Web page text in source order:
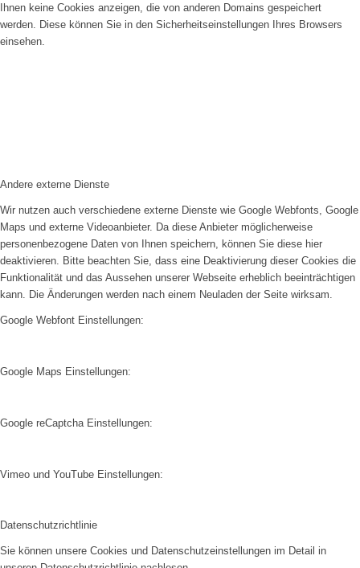
Ihnen keine Cookies anzeigen, die von anderen Domains gespeichert
werden. Diese können Sie in den Sicherheitseinstellungen Ihres Browsers
einsehen.
Andere externe Dienste
Wir nutzen auch verschiedene externe Dienste wie Google Webfonts, Google
Maps und externe Videoanbieter. Da diese Anbieter möglicherweise
personenbezogene Daten von Ihnen speichern, können Sie diese hier
deaktivieren. Bitte beachten Sie, dass eine Deaktivierung dieser Cookies die
Funktionalität und das Aussehen unserer Webseite erheblich beeinträchtigen
kann. Die Änderungen werden nach einem Neuladen der Seite wirksam.
Google Webfont Einstellungen:
Google Maps Einstellungen:
Google reCaptcha Einstellungen:
Vimeo und YouTube Einstellungen:
Datenschutzrichtlinie
Sie können unsere Cookies und Datenschutzeinstellungen im Detail in